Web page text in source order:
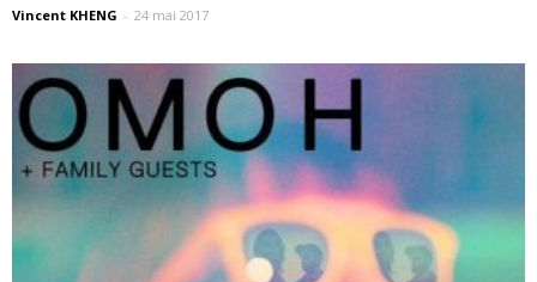
Vincent KHENG - 24 mai 2017